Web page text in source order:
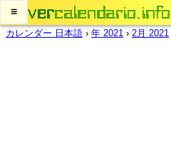
≡
カレンダー 日本語 › 年 2021 › 2月 2021